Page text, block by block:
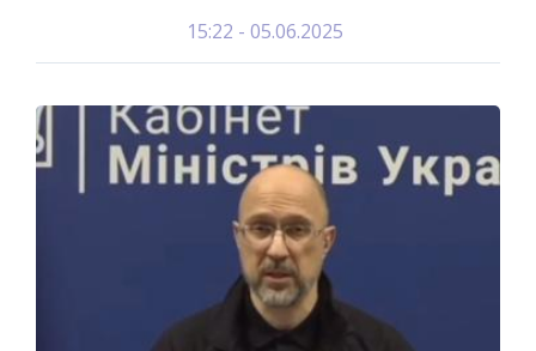
05.06.2025 - 15:22